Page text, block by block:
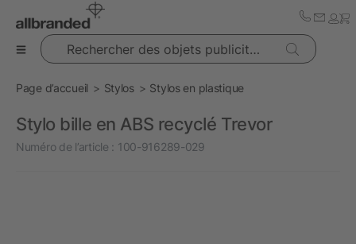
Rechercher des objets publicitaires
Page d’accueil Stylos Stylos en plastique
Stylo bille en ABS recyclé Trevor
Numéro de l’article : 100-916289-029